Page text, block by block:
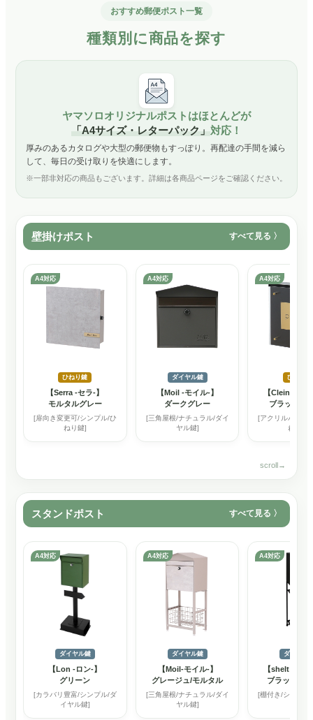
おすすめ郵便ポスト一覧
種類別に商品を探す
ヤマソロオリジナルポストはほとんどが
「A4サイズ・レターパック」 対応！
厚みのあるカタログや大型の郵便物もすっぽり。再配達の手間を減ら
して、毎日の受け取りを快適にします。
※一部非対応の商品もございます。詳細は各商品ページをご確認ください。
壁掛けポスト すべて見る
A4対応
ひねり鍵
【Serra -セラ-】
モルタルグレー
[扉向き変更可/シンプル/ひ
ねり鍵]
A4対応
ダイヤル鍵
【Moil -モイル-】
ダークグレー
[三角屋根/ナチュラル/ダイ
ヤル鍵]
A4対応
ひねり鍵
【Clein -クレ
ブラックブ
[アクリルパネル/
ねり鍵]
スタンドポスト すべて見る
A4対応
ダイヤル鍵
【Lon -ロン-】
グリーン
[カラバリ豊富/シンプル/ダ
イヤル鍵]
A4対応
ダイヤル鍵
【Moil-モイル-】
グレージュ/モルタル
[三角屋根/ナチュラル/ダイ
ヤル鍵]
A4対応
ダイヤル
【shelt -シェ
ブラック×ブ
[棚付き/シンプル